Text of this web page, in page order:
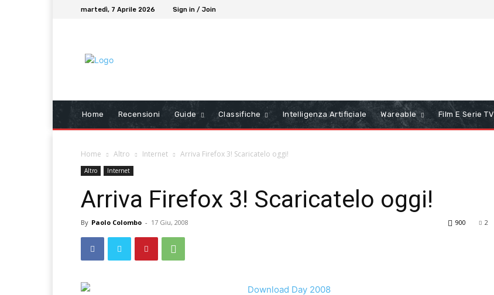
martedì, 7 Aprile 2026 Sign in / Join
Home Recensioni Guide Classifiche Intelligenza Artificiale Wareable Film E Serie TV
Home Altro Internet Arriva Firefox 3! Scaricatelo oggi!
Altro Internet
Arriva Firefox 3! Scaricatelo oggi!
By Paolo Colombo - 17 Giu, 2008 2
900